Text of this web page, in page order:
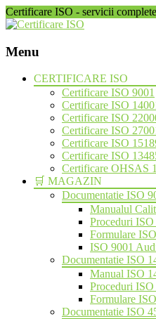
Certificare ISO - servicii
Menu
Skip
CERTIFICARE ISO
Certificare ISO 9001
Certificare ISO
Certificare ISO
Certificare ISO
Certificare ISO
Certificare ISO
Certificare OHSAS
🛒 MAGAZIN
Documentatie ISO
Manualul
Proceduri ISO
Formulare
ISO 9001
Documentatie ISO
Manual ISO
Proceduri ISO
Formulare
Documentatie ISO